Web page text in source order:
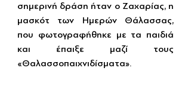
σημερινή δράση ήταν ο Ζαχαρίας, η
μασκότ των Ημερών Θάλασσας,
που φωτογραφήθηκε με τα παιδιά
και έπαιξε μαζί τους
«Θαλασσοπαιχνιδίσματα».